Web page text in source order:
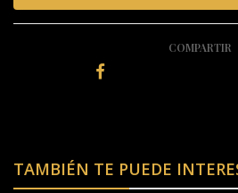
COMPARTIR
TAMBIÉN TE PUEDE